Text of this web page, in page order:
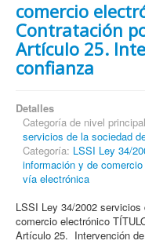
comercio
Contratación
Artículo 25.
confianza
Detalles
Categoría de nivel
servicios de la sociedad
Categoría: LSSI Ley 34/
información y de
vía electrónica
LSSI Ley 34/2002
comercio electrónico
Artículo 25. Intervención